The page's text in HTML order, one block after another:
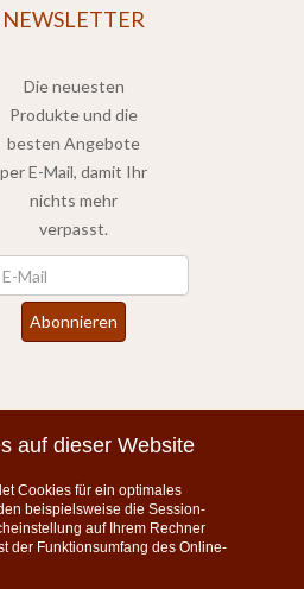
NEWSLETTER
Die neuesten
Produkte und die
besten Angebote
per E-Mail, damit Ihr
nichts mehr
verpasst.
Abonnieren
Instagram
auf dieser Website
Cookies für ein optimales
beispielsweise die Session-
auf Ihrem Rechner
der Funktionsumfang des Online-